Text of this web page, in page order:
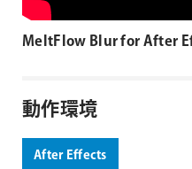
MeltFlow Blur for After
動作環境
After Effects